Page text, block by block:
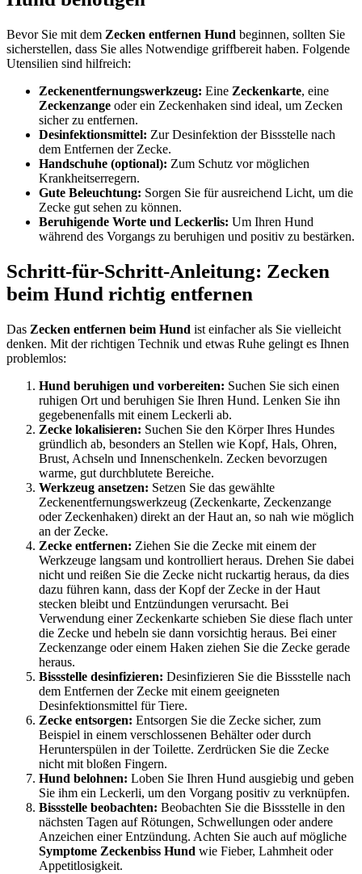
Bevor Sie mit dem Zecken entfernen Hund beginnen, sollten Sie
sicherstellen, dass Sie alles Notwendige griffbereit haben. Folgende
Utensilien sind hilfreich:
Zeckenentfernungswerkzeug: Eine Zeckenkarte, eine
Zeckenzange oder ein Zeckenhaken sind ideal, um Zecken
sicher zu entfernen.
Desinfektionsmittel: Zur Desinfektion der Bissstelle nach
dem Entfernen der Zecke.
Handschuhe (optional): Zum Schutz vor möglichen
Krankheitserregern.
Gute Beleuchtung: Sorgen Sie für ausreichend Licht, um die
Zecke gut sehen zu können.
Beruhigende Worte und Leckerlis: Um Ihren Hund
während des Vorgangs zu beruhigen und positiv zu bestärken.
Schritt-für-Schritt-Anleitung: Zecken
beim Hund richtig entfernen
Das Zecken entfernen beim Hund ist einfacher als Sie vielleicht
denken. Mit der richtigen Technik und etwas Ruhe gelingt es Ihnen
problemlos:
Hund beruhigen und vorbereiten: Suchen Sie sich einen
ruhigen Ort und beruhigen Sie Ihren Hund. Lenken Sie ihn
gegebenenfalls mit einem Leckerli ab.
Zecke lokalisieren: Suchen Sie den Körper Ihres Hundes
gründlich ab, besonders an Stellen wie Kopf, Hals, Ohren,
Brust, Achseln und Innenschenkeln. Zecken bevorzugen
warme, gut durchblutete Bereiche.
Werkzeug ansetzen: Setzen Sie das gewählte
Zeckenentfernungswerkzeug (Zeckenkarte, Zeckenzange
oder Zeckenhaken) direkt an der Haut an, so nah wie möglich
an der Zecke.
Zecke entfernen: Ziehen Sie die Zecke mit einem der
Werkzeuge langsam und kontrolliert heraus. Drehen Sie dabei
nicht und reißen Sie die Zecke nicht ruckartig heraus, da dies
dazu führen kann, dass der Kopf der Zecke in der Haut
stecken bleibt und Entzündungen verursacht. Bei
Verwendung einer Zeckenkarte schieben Sie diese flach unter
die Zecke und hebeln sie dann vorsichtig heraus. Bei einer
Zeckenzange oder einem Haken ziehen Sie die Zecke gerade
heraus.
Bissstelle desinfizieren: Desinfizieren Sie die Bissstelle nach
dem Entfernen der Zecke mit einem geeigneten
Desinfektionsmittel für Tiere.
Zecke entsorgen: Entsorgen Sie die Zecke sicher, zum
Beispiel in einem verschlossenen Behälter oder durch
Herunterspülen in der Toilette. Zerdrücken Sie die Zecke
nicht mit bloßen Fingern.
Hund belohnen: Loben Sie Ihren Hund ausgiebig und geben
Sie ihm ein Leckerli, um den Vorgang positiv zu verknüpfen.
Bissstelle beobachten: Beobachten Sie die Bissstelle in den
nächsten Tagen auf Rötungen, Schwellungen oder andere
Anzeichen einer Entzündung. Achten Sie auch auf mögliche
Symptome Zeckenbiss Hund wie Fieber, Lahmheit oder
Appetitlosigkeit.